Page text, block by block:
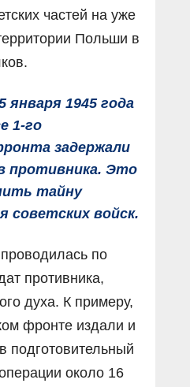
частей на уже
Польши в
января 1945 года
1-го
задержали
противника. Это
тайну
советских войск.
по
противника,
духа. К примеру,
фронте издали и
подготовительный
около 16